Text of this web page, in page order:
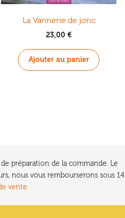
La Vannerie de jonc
23,00 €
Ajouter au panier
préparation de la commande. Le
nous vous rembourserons sous 14
vente.